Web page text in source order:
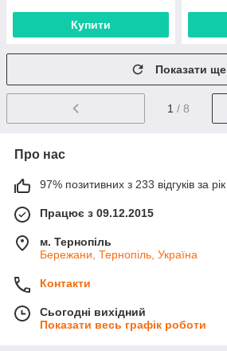
Купити
Показати ще
1 / 8
Про нас
97% позитивних з 233 відгуків за рік
Працює з 09.12.2015
м. Тернопіль
Бережани, Тернопіль, Україна
Контакти
Сьогодні вихідний
Показати весь графік роботи